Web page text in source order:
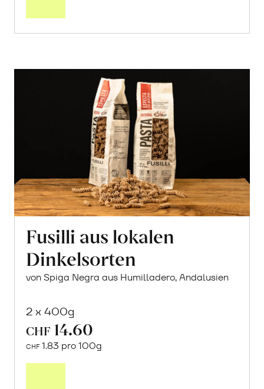
Fusilli aus lokalen
Dinkelsorten
von Spiga Negra aus Humilladero, Andalusien
2 x 400g
CHF 14.60
CHF 1.83 pro 100g